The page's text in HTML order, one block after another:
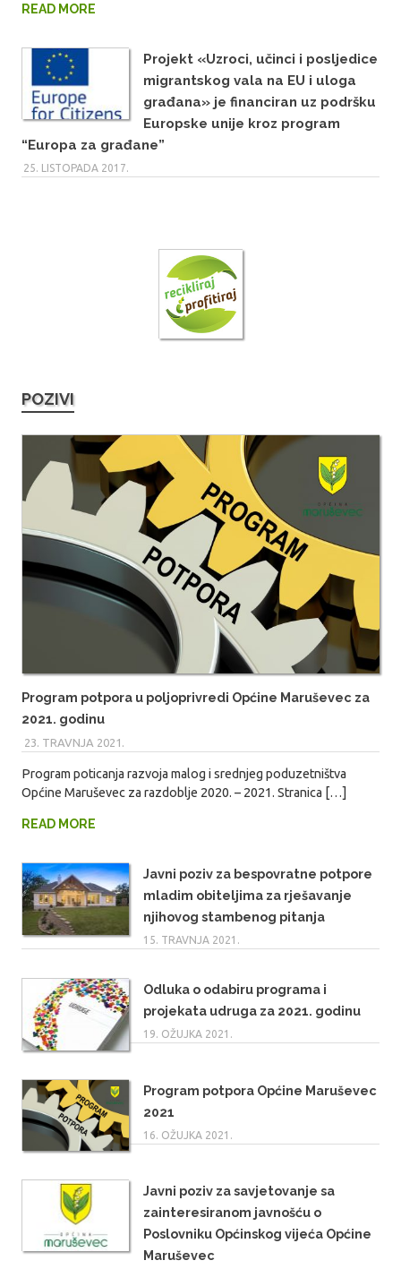
READ MORE
Projekt «Uzroci, učinci i posljedice
migrantskog vala na EU i uloga
građana» je financiran uz podršku
Europske unije kroz program
“Europa za građane”
25. LISTOPADA 2017.
POZIVI
Program potpora u poljoprivredi Općine Maruševec za
2021. godinu
23. TRAVNJA 2021.
Program poticanja razvoja malog i srednjeg poduzetništva
Općine Maruševec za razdoblje 2020. – 2021. Stranica […]
READ MORE
Javni poziv za bespovratne potpore
mladim obiteljima za rješavanje
njihovog stambenog pitanja
15. TRAVNJA 2021.
Odluka o odabiru programa i
projekata udruga za 2021. godinu
19. OŽUJKA 2021.
Program potpora Općine Maruševec
2021
16. OŽUJKA 2021.
Javni poziv za savjetovanje sa
zainteresiranom javnošću o
Poslovniku Općinskog vijeća Općine
Maruševec